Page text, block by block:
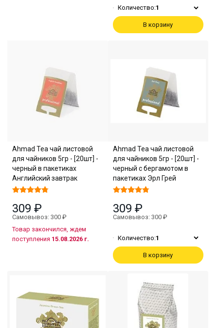
Количество:1
В корзину
Ahmad Tea чай листовой
для чайников 5гр - [20шт] -
черный в пакетиках
Английский завтрак
309 ₽
Самовывоз: 300 ₽
Товар закончился, ждем
поступления 15.08.2026 г.
Ahmad Tea чай листовой
для чайников 5гр - [20шт] -
черный с бергамотом в
пакетиках Эрл Грей
309 ₽
Самовывоз: 300 ₽
Количество:1
В корзину